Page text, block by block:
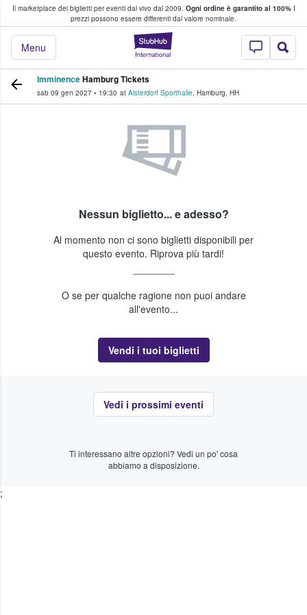
Il marketplace dei biglietti per eventi dal vivo dal 2009. Ogni ordine è garantito al 100%I
prezzi possono essere differenti dal valore nominale.
StubHub - Dove
Menu
fan comprano e vendono biglietti
ImminenceHamburg Tickets
sab 09 gen 2027 • 19:30 at Alsterdorf Sporthalle, Hamburg, HH
Nessun biglietto... e adesso?
Al momento non ci sono biglietti disponibili per
questo evento. Riprova più tardi!
O se per qualche ragione non puoi andare
all'evento...
Vendi i tuoi biglietti
Vedi i prossimi eventi
Ti interessano altre opzioni? Vedi un po' cosa
abbiamo a disposizione.
;